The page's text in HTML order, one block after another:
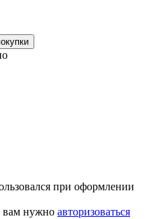
при оформлении
вам нужно авторизоваться